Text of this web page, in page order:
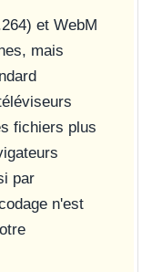
et WebM
mais
fichiers plus
par
n'est